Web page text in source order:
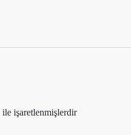
ile işaretlenmişlerdir